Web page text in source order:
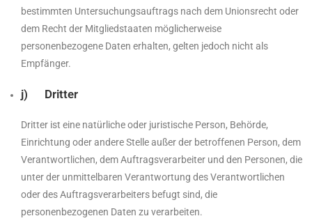
bestimmten Untersuchungsauftrags nach dem Unionsrecht oder
dem Recht der Mitgliedstaaten möglicherweise
personenbezogene Daten erhalten, gelten jedoch nicht als
Empfänger.
j) Dritter
Dritter ist eine natürliche oder juristische Person, Behörde,
Einrichtung oder andere Stelle außer der betroffenen Person, dem
Verantwortlichen, dem Auftragsverarbeiter und den Personen, die
unter der unmittelbaren Verantwortung des Verantwortlichen
oder des Auftragsverarbeiters befugt sind, die
personenbezogenen Daten zu verarbeiten.